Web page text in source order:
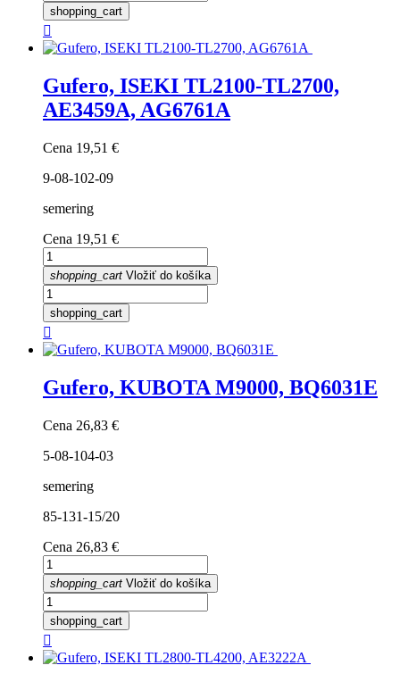
shopping_cart

Gufero, ISEKI TL2100-TL2700,
AE3459A, AG6761A
Cena 19,51 €
9-08-102-09
semering
Cena 19,51 €
shopping_cart Vložiť do košíka
shopping_cart

Gufero, KUBOTA M9000, BQ6031E
Cena 26,83 €
5-08-104-03
semering
85-131-15/20
Cena 26,83 €
shopping_cart Vložiť do košíka
shopping_cart
